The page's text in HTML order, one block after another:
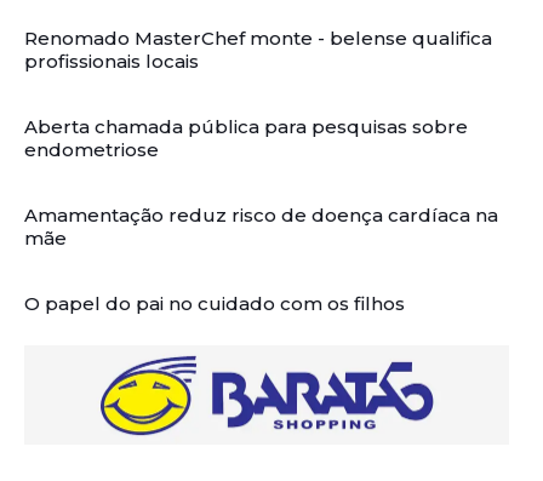
Renomado MasterChef monte - belense qualifica
profissionais locais
Aberta chamada pública para pesquisas sobre
endometriose
Amamentação reduz risco de doença cardíaca na
mãe
O papel do pai no cuidado com os filhos